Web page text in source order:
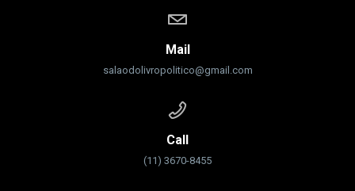
Mail
salaodolivropolitico@gmail.com
Call
(11) 3670-8455